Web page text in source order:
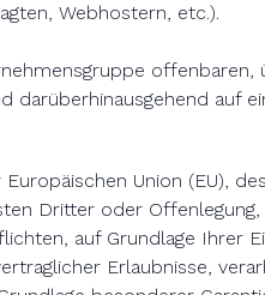
Webhostern, etc.).
auf
Union (EU),
Dritter oder
auf Grundlage
Erlaubnisse,